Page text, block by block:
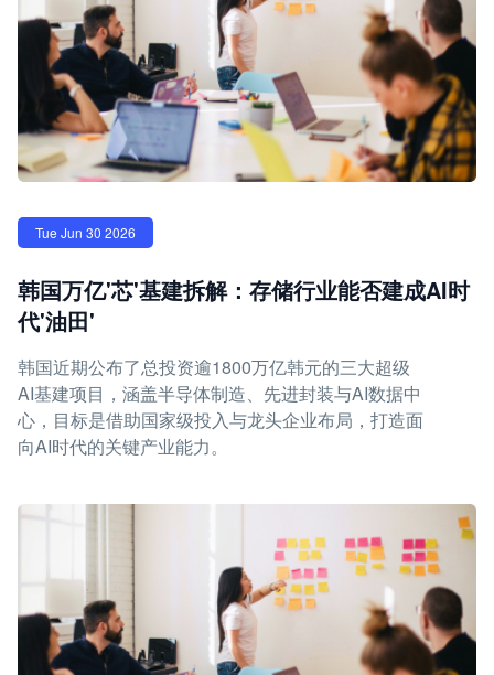
Tue Jun 30 2026
韩国万亿'芯'基建拆解：存储行业能否建成AI时
代'油田'
韩国近期公布了总投资逾1800万亿韩元的三大超级
AI基建项目，涵盖半导体制造、先进封装与AI数据中
心，目标是借助国家级投入与龙头企业布局，打造面
向AI时代的关键产业能力。